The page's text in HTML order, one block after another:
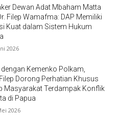
Dewan Adat Mbaham Matta
Filep Wamafma: DAP Memiliki
Kuat dalam Sistem Hukum
2026
Kemenko Polkam,
Dorong Perhatian Khusus
Masyarakat Terdampak Konflik
di Papua
2026